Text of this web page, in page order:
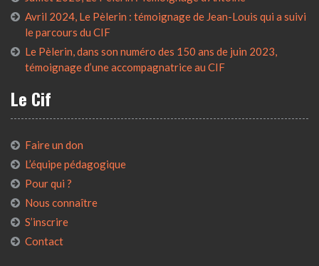
Avril 2024, Le Pèlerin : témoignage de Jean-Louis qui a suivi
le parcours du CIF
Le Pèlerin, dans son numéro des 150 ans de juin 2023,
témoignage d’une accompagnatrice au CIF
Le Cif
Faire un don
L’équipe pédagogique
Pour qui ?
Nous connaître
S’inscrire
Contact